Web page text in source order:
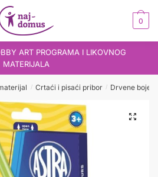
0
ART PROGRAMA I LIKOVNOG
MATERIJALA
/ Crtaći i pisaći pribor / Drvene boje